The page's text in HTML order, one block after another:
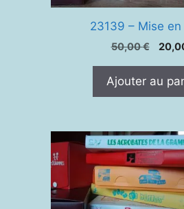
23139 – Mise en
50,00€
Le
était :
Ajouter au